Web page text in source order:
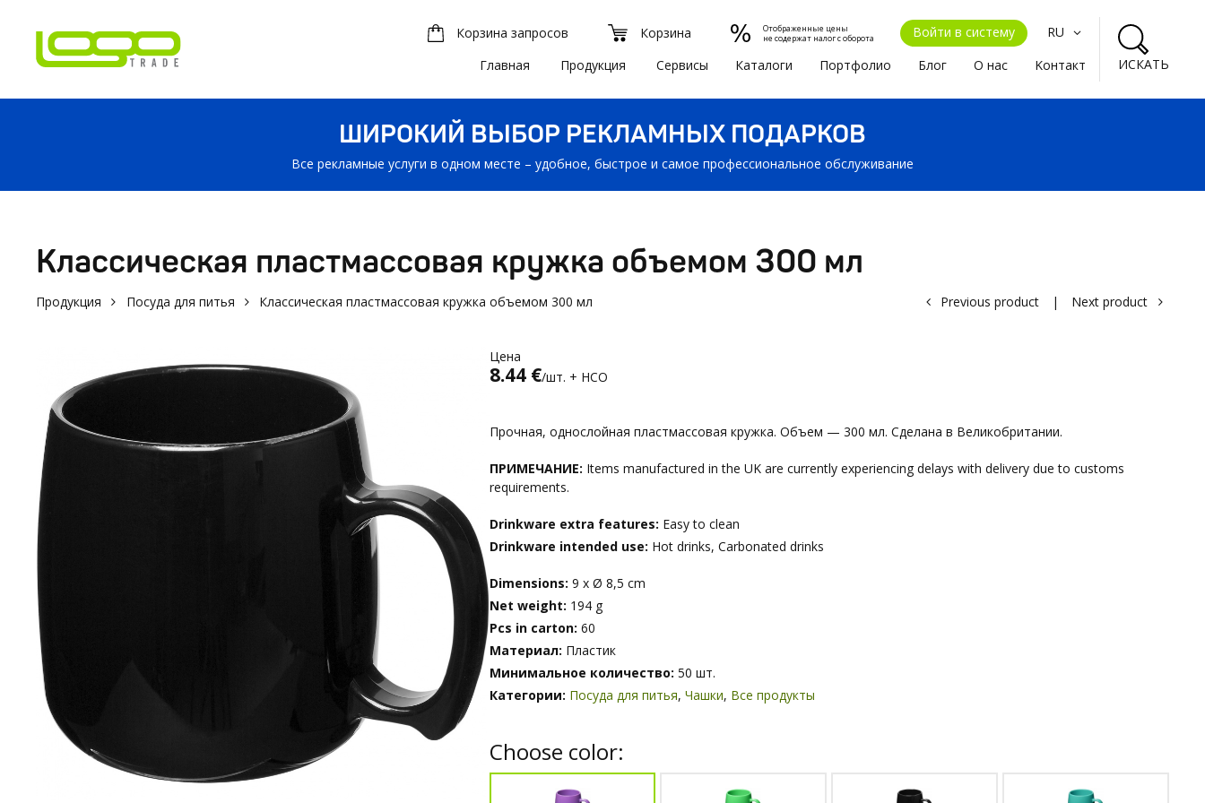
Корзина запросов Корзина
Отображенные цены
не содержат налог с оборота
Войти в систему
RU
Главная
Продукция Сервисы Каталоги Портфолио Блог О нас Kонтакт ИСКАТЬ
ШИРОКИЙ ВЫБОР РЕКЛАМНЫХ ПОДАРКОВ
Все рекламные услуги в одном месте – удобное, быстрое и самое профессиональное обслуживание
Классическая пластмассовая кружка объемом 300 мл
Продукция Посуда для питья Классическая пластмассовая кружка объемом 300 мл Previous product | Next product
Цена
8.44 €/шт. + НСО
Прочная, однослойная пластмассовая кружка. Объем — 300 мл. Сделана в Великобритании.
ПРИМЕЧАНИЕ: Items manufactured in the UK are currently experiencing delays with delivery due to customs
requirements.
Drinkware extra features: Easy to clean
Drinkware intended use: Hot drinks, Carbonated drinks
Dimensions: 9 x Ø 8,5 cm
Net weight: 194 g
Pcs in carton: 60
Материал: Пластик
Минимальное количество: 50 шт.
Категории: Посуда для питья, Чашки, Все продукты
Choose color: